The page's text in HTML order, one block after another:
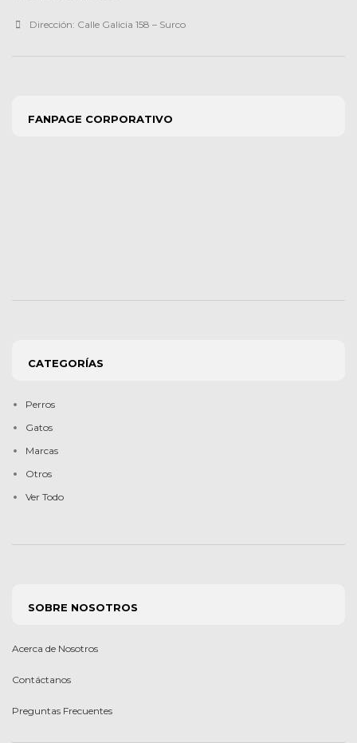
Dirección: Calle Galicia 158 – Surco
FANPAGE CORPORATIVO
CATEGORÍAS
Perros
Gatos
Marcas
Otros
Ver Todo
SOBRE NOSOTROS
Acerca de Nosotros
Contáctanos
Preguntas Frecuentes